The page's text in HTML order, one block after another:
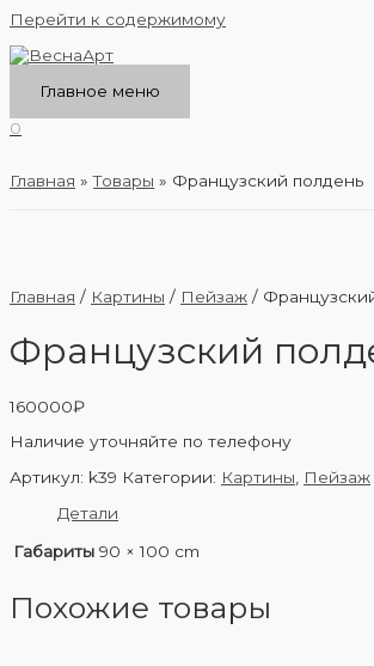
Перейти к содержимому
Главное меню
0
Главная Товары Французский полдень
Главная / Картины / Пейзаж /
Французский
160000₽
Наличие уточняйте по телефону
Артикул: k39 Категории: Картины Пейзаж
Детали
Габариты 90 × 100 cm
Похожие товары